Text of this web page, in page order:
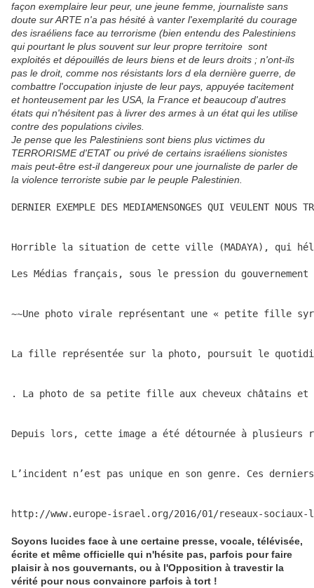
façon exemplaire leur peur, une jeune femme, journaliste sans
doute sur ARTE n'a pas hésité à vanter l'exemplarité du courage
des israéliens face au terrorisme (bien entendu des Palestiniens
qui pourtant le plus souvent sur leur propre territoire sont
exploités et dépouillés de leurs biens et de leurs droits ; n'ont-ils
pas le droit, comme nos résistants lors d ela dernière guerre, de
combattre l'occupation injuste de leur pays, appuyée tacitement
et honteusement par les USA, la France et beaucoup d'autres
états qui n'hésitent pas à livrer des armes à un état qui les utilise
contre des populations civiles.
Je pense que les Palestiniens sont biens plus victimes du
TERRORISME d'ETAT ou privé de certains israéliens sionistes
mais peut-être est-il dangereux pour une journaliste de parler de
la violence terroriste subie par le peuple Palestinien.
DERNIER EXEMPLE DES MEDIAMENSONGES QUI VEULENT NOUS
Horrible la situation de cette ville (MADAYA), qui
Les Médias français, sous le pression du
~~Une photo virale représentant une « petite fille
La fille représentée sur la photo, poursuit le
. La photo de sa petite fille aux cheveux châtains
Depuis lors, cette image a été détournée à plusieurs
L’incident n’est pas unique en son genre. Ces
http://www.europe-israel.org/2016/01/reseaux-
Soyons lucides face à une certaine presse, vocale, télévisée,
écrite et même officielle qui n'hésite pas, parfois pour faire
plaisir à nos gouvernants, ou à l'Opposition à travestir la
vérité pour nous convaincre parfois à tort !